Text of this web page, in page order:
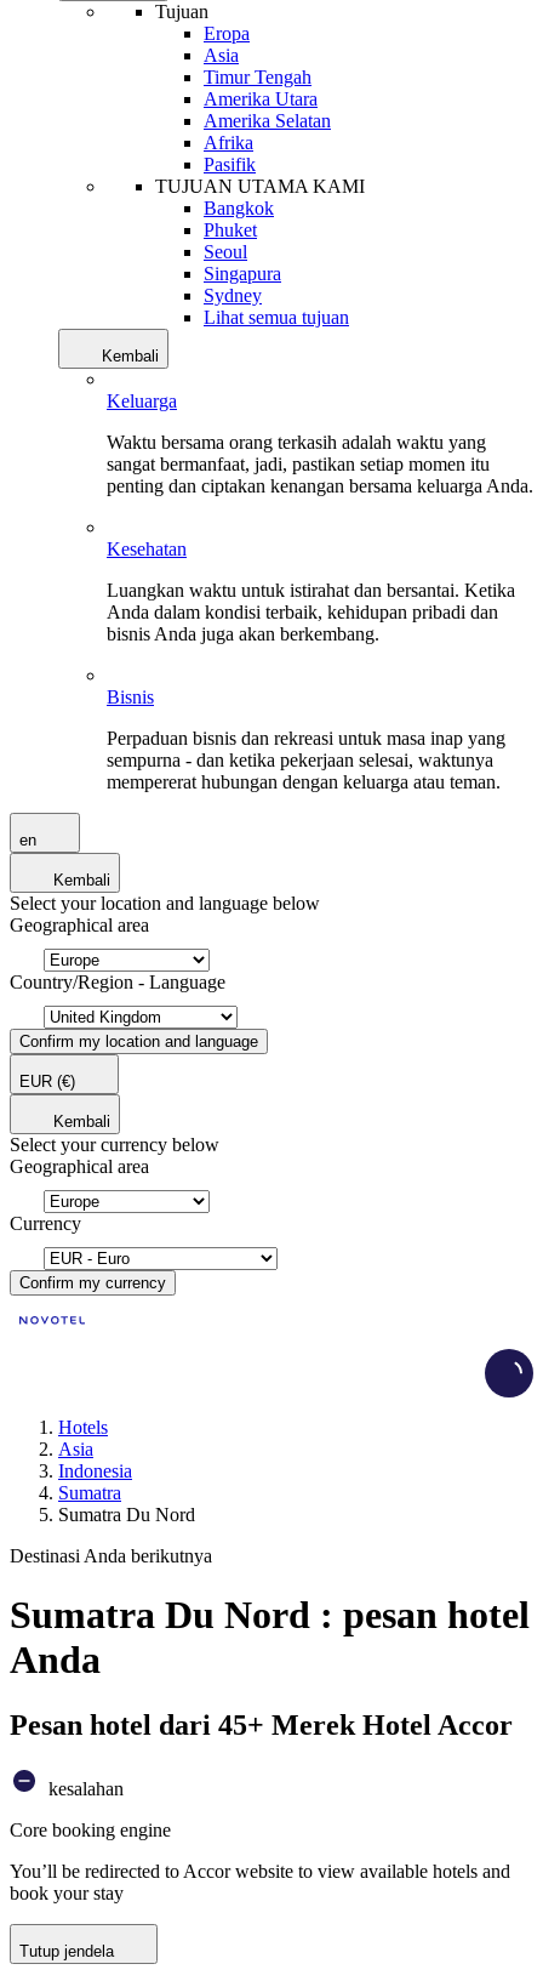
Tujuan
Eropa
Asia
Timur Tengah
Amerika Utara
Amerika Selatan
Afrika
Pasifik
TUJUAN UTAMA KAMI
Bangkok
Phuket
Seoul
Singapura
Sydney
Lihat semua tujuan
Kembali
Keluarga
Waktu bersama orang terkasih adalah waktu yang
sangat bermanfaat, jadi, pastikan setiap momen itu
penting dan ciptakan kenangan bersama keluarga Anda.
Kesehatan
Luangkan waktu untuk istirahat dan bersantai. Ketika
Anda dalam kondisi terbaik, kehidupan pribadi dan
bisnis Anda juga akan berkembang.
Bisnis
Perpaduan bisnis dan rekreasi untuk masa inap yang
sempurna - dan ketika pekerjaan selesai, waktunya
mempererat hubungan dengan keluarga atau teman.
en
Kembali
Select your location and language below
Geographical area
Country/Region - Language
Confirm my location and language
EUR (€)
Kembali
Select your currency below
Geographical area
Currency
Confirm my currency
Hotels
Asia
Indonesia
Sumatra
Sumatra Du Nord
Destinasi Anda berikutnya
Sumatra Du Nord : pesan hotel
Anda
Pesan hotel dari 45+ Merek Hotel Accor
kesalahan
Core booking engine
You’ll be redirected to Accor website to view available hotels and
book your stay
Tutup jendela